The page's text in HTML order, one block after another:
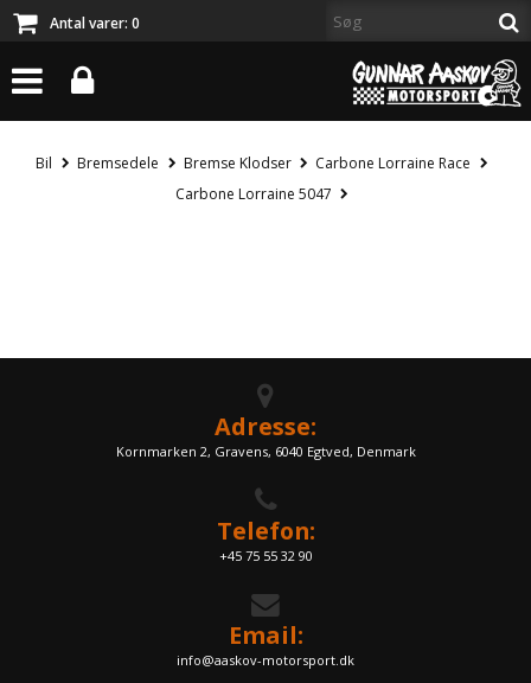
Antal varer: 0
Bil Bremsedele Bremse Klodser
Carbone Lorraine Race
Carbone Lorraine 5047
Adresse:
Kornmarken 2, Gravens, 6040 Egtved, Denmark
Telefon:
+45 75 55 32 90
Email:
info@aaskov-motorsport.dk